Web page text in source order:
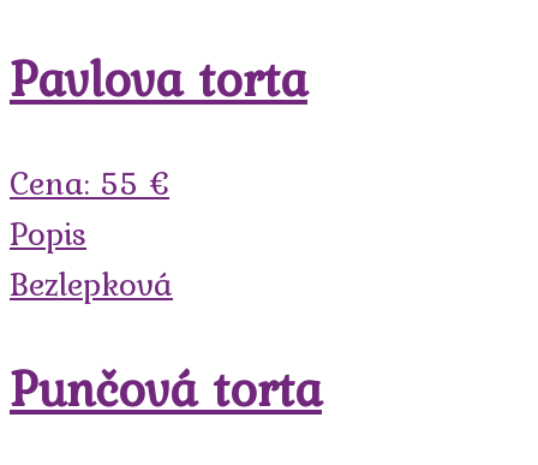
Pavlova torta
Cena: 55 €
Popis
Bezlepková
Punčová torta